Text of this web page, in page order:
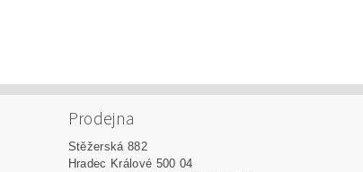
Prodejna
Stěžerská 882
Hradec Králové 500 04